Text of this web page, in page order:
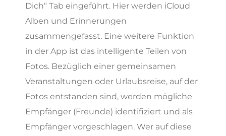
Dich“ Tab eingeführt. Hier werden iCloud
Alben und Erinnerungen
zusammengefasst. Eine weitere Funktion
in der App ist das intelligente Teilen von
Fotos. Bezüglich einer gemeinsamen
Veranstaltungen oder Urlaubsreise, auf der
Fotos entstanden sind, werden mögliche
Empfänger (Freunde) identifiziert und als
Empfänger vorgeschlagen. Wer auf diese